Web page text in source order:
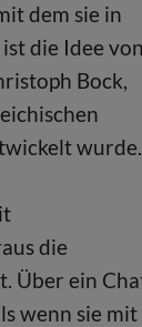
dem sie in
die Idee von
Bock,
wurde.
die
Über ein
wenn sie mit